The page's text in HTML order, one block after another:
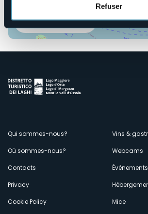
Refuser
Ouvrir la carte
Menù
secondario
Qui sommes-nous?
Où sommes-nous?
Contacts
Privacy
Cookie Policy
Vins &
Webcams
Événements
Mice